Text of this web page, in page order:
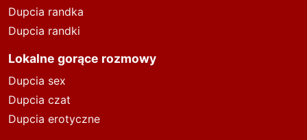
Dupcia randka
Dupcia randki
Lokalne gorące rozmowy
Dupcia sex
Dupcia czat
Dupcia erotyczne